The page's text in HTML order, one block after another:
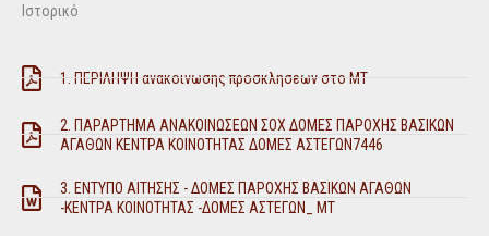
Ιστορικό
1. ΠΕΡΙΛΗΨΗ ανακοινωσης προσκλησεων στο ΜΤ
2. ΠΑΡΑΡΤΗΜΑ ΑΝΑΚΟΙΝΩΣΕΩΝ ΣΟΧ ΔΟΜΕΣ ΠΑΡΟΧΗΣ ΒΑΣΙΚΩΝ
ΑΓΑΘΩΝ ΚΕΝΤΡΑ ΚΟΙΝΟΤΗΤΑΣ ΔΟΜΕΣ ΑΣΤΕΓΩΝ7446
3. ΕΝΤΥΠΟ ΑΙΤΗΣΗΣ - ΔΟΜΕΣ ΠΑΡΟΧΗΣ ΒΑΣΙΚΩΝ ΑΓΑΘΩΝ
-ΚΕΝΤΡΑ ΚΟΙΝΟΤΗΤΑΣ -ΔΟΜΕΣ ΑΣΤΕΓΩΝ_ ΜΤ